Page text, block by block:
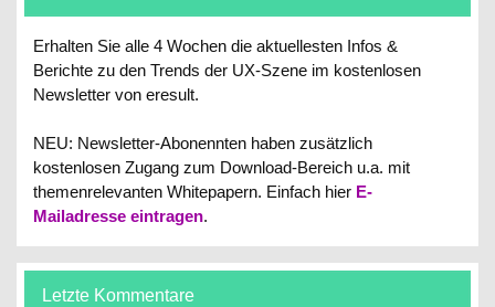
Erhalten Sie alle 4 Wochen die aktuellesten Infos &
Berichte zu den Trends der UX-Szene im kostenlosen
Newsletter von eresult.
NEU: Newsletter-Abonennten haben zusätzlich
kostenlosen Zugang zum Download-Bereich u.a. mit
themenrelevanten Whitepapern. Einfach hier E-
Mailadresse eintragen.
Letzte Kommentare